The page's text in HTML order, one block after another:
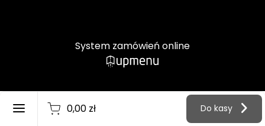
0,00 zł Do kasy
Rejestracja
System zamówień online